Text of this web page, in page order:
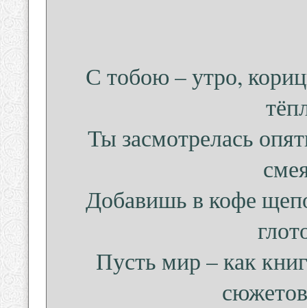
С тобою – утро,
Ты засмотрелась
Добавишь в кофе
Пусть мир – как